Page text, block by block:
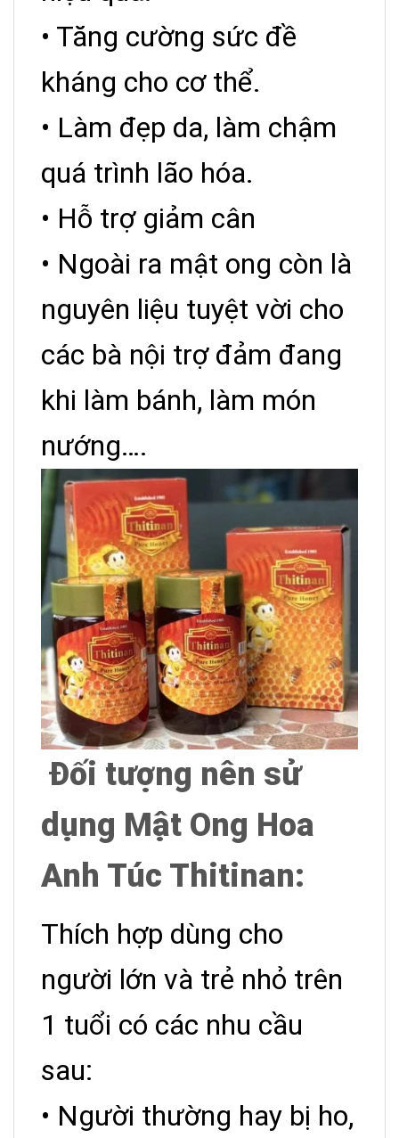
• Tăng cường sức đề
kháng cho cơ thể.
• Làm đẹp da, làm chậm
quá trình lão hóa.
• Hỗ trợ giảm cân
• Ngoài ra mật ong còn là
nguyên liệu tuyệt vời cho
các bà nội trợ đảm đang
khi làm bánh, làm món
nướng….
Đối tượng nên sử
dụng Mật Ong Hoa
Anh Túc Thitinan:
Thích hợp dùng cho
người lớn và trẻ nhỏ trên
1 tuổi có các nhu cầu
sau:
• Người thường hay bị ho,